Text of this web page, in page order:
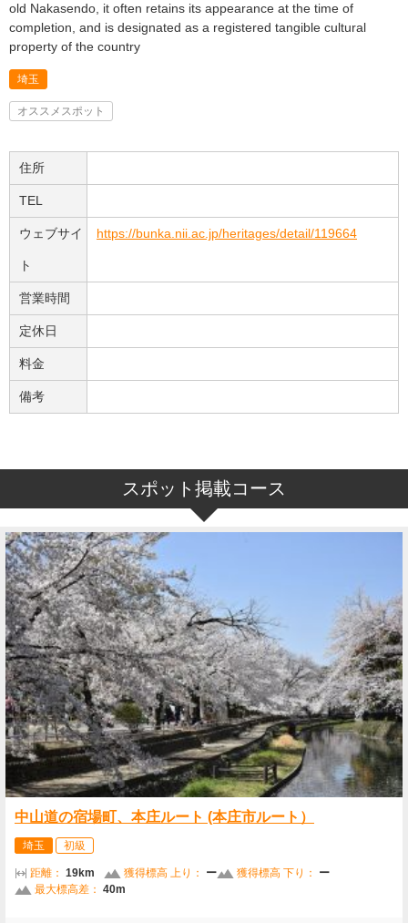
old Nakasendo, it often retains its appearance at the time of
completion, and is designated as a registered tangible cultural
property of the country
埼玉
オススメスポット
住所
TEL
ウェブサイ
ト
https://bunka.nii.ac.jp/heritages/detail/119664
営業時間
定休日
料金
備考
スポット掲載コース
中山道の宿場町、本庄ルート (本庄市ルート）
埼玉 初級
距離： 19km 獲得標高 上り： ー 獲得標高 下り：
ー
最大標高差： 40m